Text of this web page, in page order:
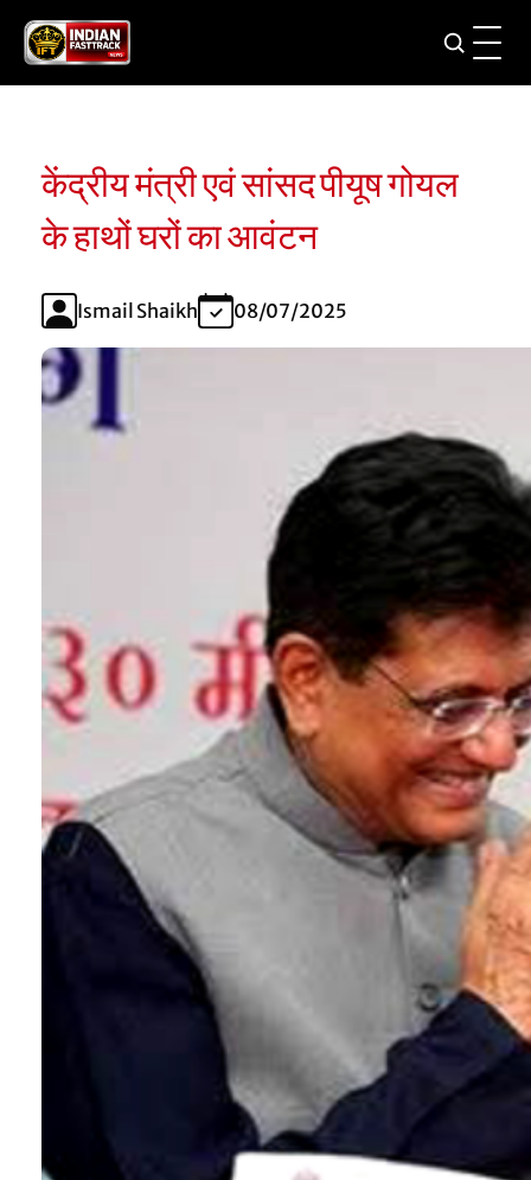
केंद्रीय मंत्री एवं सांसद पीयूष गोयल
के हाथों घरों का आवंटन
Ismail Shaikh 08/07/2025